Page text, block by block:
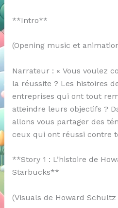
**Intro**
(Opening music et
Narrateur : « Vous voulez
la réussite ? Les histoires
entreprises qui ont tout
atteindre leurs objectifs ?
allons vous partager des
ceux qui ont réussi contre
**Story 1 : L’histoire de
Starbucks**
(Visuals de Howard